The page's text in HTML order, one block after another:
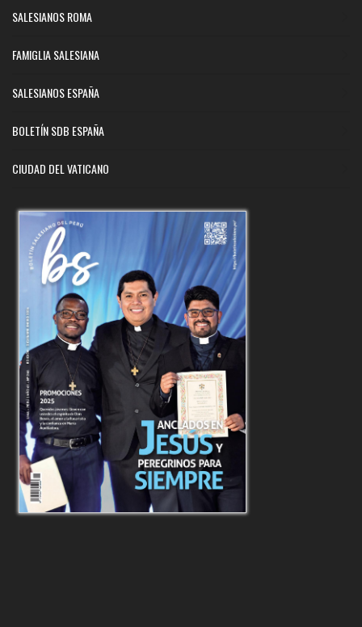
SALESIANOS ROMA
FAMIGLIA SALESIANA
SALESIANOS ESPAÑA
BOLETÍN SDB ESPAÑA
CIUDAD DEL VATICANO